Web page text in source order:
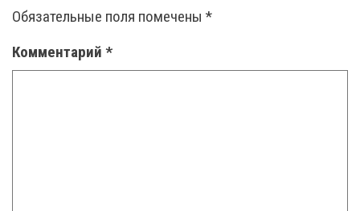
Обязательные поля помечены *
Комментарий *